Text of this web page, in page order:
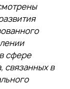
сфере
связанных в